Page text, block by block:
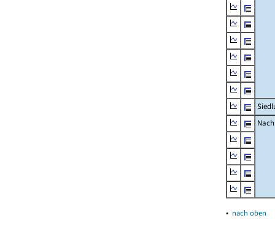
▴ nach oben